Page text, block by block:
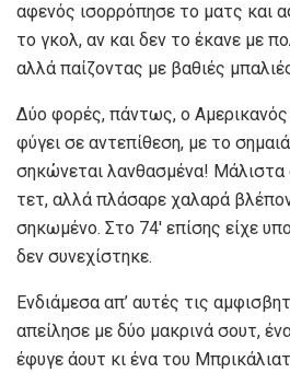
αφενός ισορρόπησε το ματς και
το γκολ, αν και δεν το έκανε με
αλλά παίζοντας με βαθιές
Δύο φορές, πάντως, ο Αμερικανός
φύγει σε αντεπίθεση, με το
σηκώνεται λανθασμένα! Μάλιστα
τετ, αλλά πλάσαρε χαλαρά
σηκωμένο. Στο 74′ επίσης είχε
δεν συνεχίστηκε.
Ενδιάμεσα απ’ αυτές τις
απείλησε με δύο μακρινά σουτ,
έφυγε άουτ κι ένα του